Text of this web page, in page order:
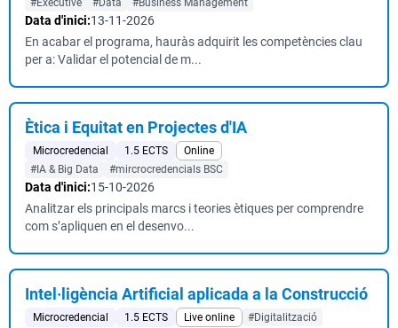
#Executive
#Data #Business Management
Data d'inici:13-11-2026
En acabar el programa, hauràs adquirit les competències clau
per a: Validar el potencial de m...
Ètica i Equitat en Projectes d'IA
Microcredencial 1.5 ECTS
Online
#IA & Big Data
#mircrocredencials BSC
Data d'inici:15-10-2026
Analitzar els principals marcs i teories ètiques per comprendre
com s’apliquen en el desenvo...
Intel·ligència Artificial aplicada a la Construcció
Microcredencial 1.5 ECTS Live online #Digitalització